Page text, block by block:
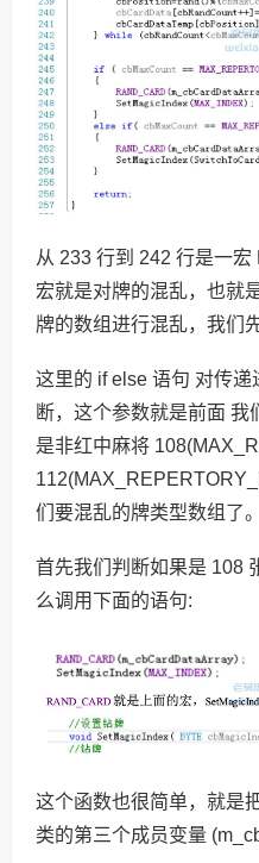
从 233 行到 242 行是一
宏就是对牌的混乱，也就
牌的数组进行混乱，我们
这里的 if else 语句 对传递
断，这个参数就是前面
是非红中麻将
们要混乱的牌类型数组了。
首先我们判断如果是 108
么调用下面的语句:
这个函数也很简单，就是
类的第三个成员变量